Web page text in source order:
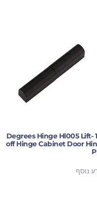
180 Degrees Hinge Hl005 Lift-
off Hinge Cabinet Door
נוסף